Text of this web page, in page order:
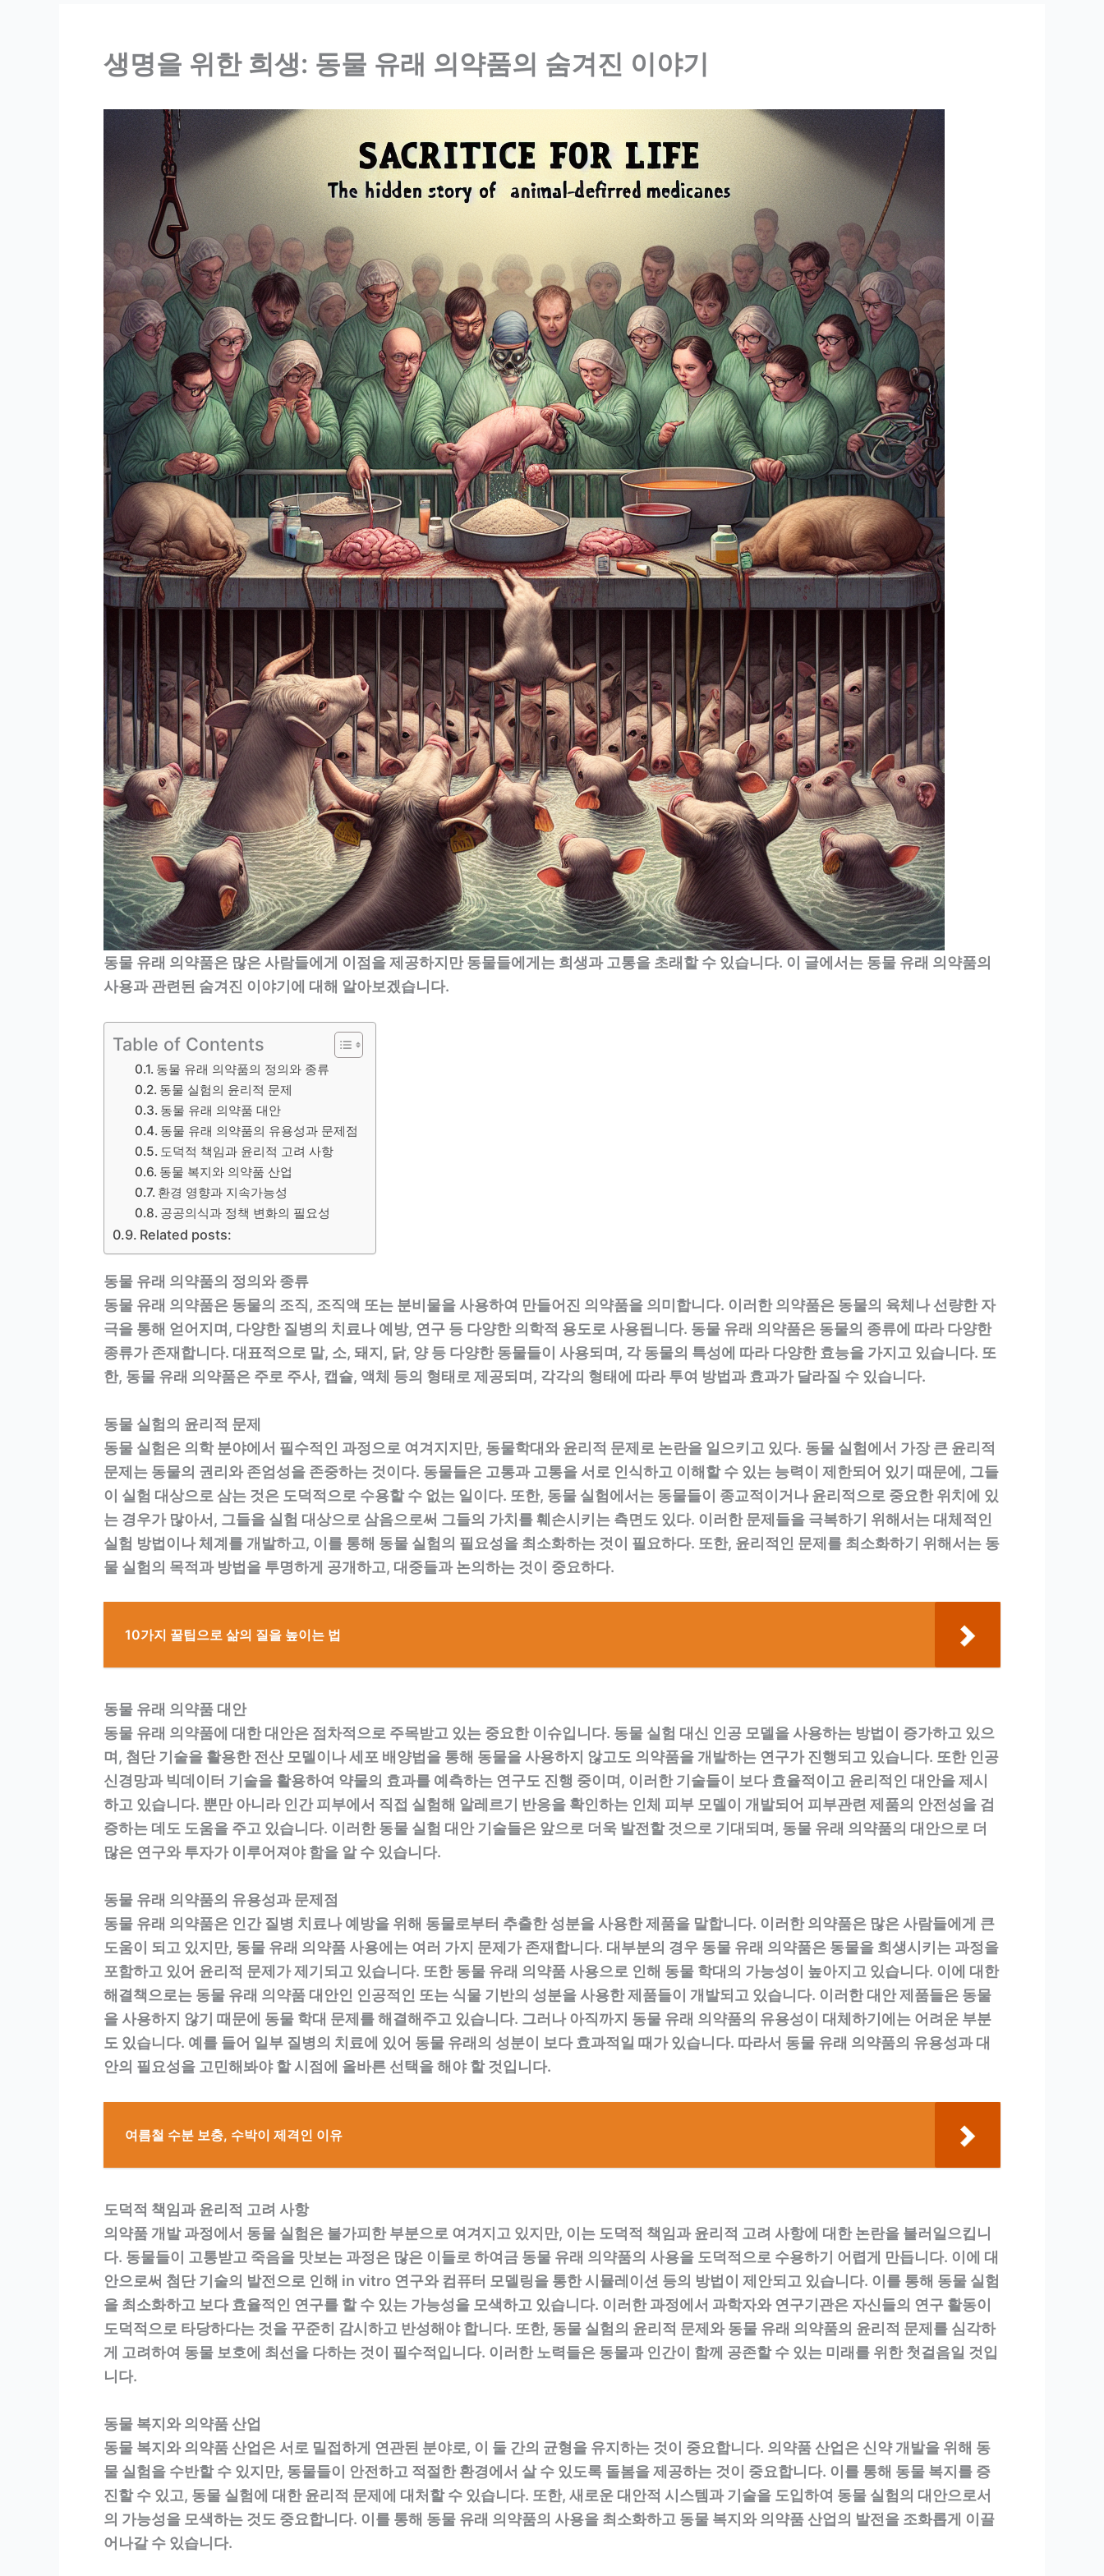
생명을 위한 희생: 동물 유래 의약품의 숨겨진 이야기
동물 유래 의약품은 많은 사람들에게 이점을 제공하지만 동물들에게는 희생과 고통을 초래할 수 있습니다. 이 글에서는 동물 유래 의약품의
사용과 관련된 숨겨진 이야기에 대해 알아보겠습니다.
Table of Contents
동물 유래 의약품의 정의와 종류
동물 실험의 윤리적 문제
동물 유래 의약품 대안
동물 유래 의약품의 유용성과 문제점
도덕적 책임과 윤리적 고려 사항
동물 복지와 의약품 산업
환경 영향과 지속가능성
공공의식과 정책 변화의 필요성
Related posts:
동물 유래 의약품의 정의와 종류
동물 유래 의약품은 동물의 조직, 조직액 또는 분비물을 사용하여 만들어진 의약품을 의미합니다. 이러한 의약품은 동물의 육체나 선량한 자
극을 통해 얻어지며, 다양한 질병의 치료나 예방, 연구 등 다양한 의학적 용도로 사용됩니다. 동물 유래 의약품은 동물의 종류에 따라 다양한
종류가 존재합니다. 대표적으로 말, 소, 돼지, 닭, 양 등 다양한 동물들이 사용되며, 각 동물의 특성에 따라 다양한 효능을 가지고 있습니다. 또
한, 동물 유래 의약품은 주로 주사, 캡슐, 액체 등의 형태로 제공되며, 각각의 형태에 따라 투여 방법과 효과가 달라질 수 있습니다.
동물 실험의 윤리적 문제
동물 실험은 의학 분야에서 필수적인 과정으로 여겨지지만, 동물학대와 윤리적 문제로 논란을 일으키고 있다. 동물 실험에서 가장 큰 윤리적
문제는 동물의 권리와 존엄성을 존중하는 것이다. 동물들은 고통과 고통을 서로 인식하고 이해할 수 있는 능력이 제한되어 있기 때문에, 그들
이 실험 대상으로 삼는 것은 도덕적으로 수용할 수 없는 일이다. 또한, 동물 실험에서는 동물들이 종교적이거나 윤리적으로 중요한 위치에 있
는 경우가 많아서, 그들을 실험 대상으로 삼음으로써 그들의 가치를 훼손시키는 측면도 있다. 이러한 문제들을 극복하기 위해서는 대체적인
실험 방법이나 체계를 개발하고, 이를 통해 동물 실험의 필요성을 최소화하는 것이 필요하다. 또한, 윤리적인 문제를 최소화하기 위해서는 동
물 실험의 목적과 방법을 투명하게 공개하고, 대중들과 논의하는 것이 중요하다.
10가지 꿀팁으로 삶의 질을 높이는 법
동물 유래 의약품 대안
동물 유래 의약품에 대한 대안은 점차적으로 주목받고 있는 중요한 이슈입니다. 동물 실험 대신 인공 모델을 사용하는 방법이 증가하고 있으
며, 첨단 기술을 활용한 전산 모델이나 세포 배양법을 통해 동물을 사용하지 않고도 의약품을 개발하는 연구가 진행되고 있습니다. 또한 인공
신경망과 빅데이터 기술을 활용하여 약물의 효과를 예측하는 연구도 진행 중이며, 이러한 기술들이 보다 효율적이고 윤리적인 대안을 제시
하고 있습니다. 뿐만 아니라 인간 피부에서 직접 실험해 알레르기 반응을 확인하는 인체 피부 모델이 개발되어 피부관련 제품의 안전성을 검
증하는 데도 도움을 주고 있습니다. 이러한 동물 실험 대안 기술들은 앞으로 더욱 발전할 것으로 기대되며, 동물 유래 의약품의 대안으로 더
많은 연구와 투자가 이루어져야 함을 알 수 있습니다.
동물 유래 의약품의 유용성과 문제점
동물 유래 의약품은 인간 질병 치료나 예방을 위해 동물로부터 추출한 성분을 사용한 제품을 말합니다. 이러한 의약품은 많은 사람들에게 큰
도움이 되고 있지만, 동물 유래 의약품 사용에는 여러 가지 문제가 존재합니다. 대부분의 경우 동물 유래 의약품은 동물을 희생시키는 과정을
포함하고 있어 윤리적 문제가 제기되고 있습니다. 또한 동물 유래 의약품 사용으로 인해 동물 학대의 가능성이 높아지고 있습니다. 이에 대한
해결책으로는 동물 유래 의약품 대안인 인공적인 또는 식물 기반의 성분을 사용한 제품들이 개발되고 있습니다. 이러한 대안 제품들은 동물
을 사용하지 않기 때문에 동물 학대 문제를 해결해주고 있습니다. 그러나 아직까지 동물 유래 의약품의 유용성이 대체하기에는 어려운 부분
도 있습니다. 예를 들어 일부 질병의 치료에 있어 동물 유래의 성분이 보다 효과적일 때가 있습니다. 따라서 동물 유래 의약품의 유용성과 대
안의 필요성을 고민해봐야 할 시점에 올바른 선택을 해야 할 것입니다.
여름철 수분 보충, 수박이 제격인 이유
도덕적 책임과 윤리적 고려 사항
의약품 개발 과정에서 동물 실험은 불가피한 부분으로 여겨지고 있지만, 이는 도덕적 책임과 윤리적 고려 사항에 대한 논란을 불러일으킵니
다. 동물들이 고통받고 죽음을 맛보는 과정은 많은 이들로 하여금 동물 유래 의약품의 사용을 도덕적으로 수용하기 어렵게 만듭니다. 이에 대
안으로써 첨단 기술의 발전으로 인해 in vitro 연구와 컴퓨터 모델링을 통한 시뮬레이션 등의 방법이 제안되고 있습니다. 이를 통해 동물 실험
을 최소화하고 보다 효율적인 연구를 할 수 있는 가능성을 모색하고 있습니다. 이러한 과정에서 과학자와 연구기관은 자신들의 연구 활동이
도덕적으로 타당하다는 것을 꾸준히 감시하고 반성해야 합니다. 또한, 동물 실험의 윤리적 문제와 동물 유래 의약품의 윤리적 문제를 심각하
게 고려하여 동물 보호에 최선을 다하는 것이 필수적입니다. 이러한 노력들은 동물과 인간이 함께 공존할 수 있는 미래를 위한 첫걸음일 것입
니다.
동물 복지와 의약품 산업
동물 복지와 의약품 산업은 서로 밀접하게 연관된 분야로, 이 둘 간의 균형을 유지하는 것이 중요합니다. 의약품 산업은 신약 개발을 위해 동
물 실험을 수반할 수 있지만, 동물들이 안전하고 적절한 환경에서 살 수 있도록 돌봄을 제공하는 것이 중요합니다. 이를 통해 동물 복지를 증
진할 수 있고, 동물 실험에 대한 윤리적 문제에 대처할 수 있습니다. 또한, 새로운 대안적 시스템과 기술을 도입하여 동물 실험의 대안으로서
의 가능성을 모색하는 것도 중요합니다. 이를 통해 동물 유래 의약품의 사용을 최소화하고 동물 복지와 의약품 산업의 발전을 조화롭게 이끌
어나갈 수 있습니다.